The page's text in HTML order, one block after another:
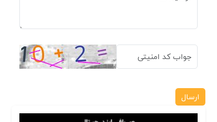
ارسال